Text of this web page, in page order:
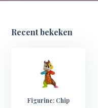
Recent bekeken
Figurine: Chip